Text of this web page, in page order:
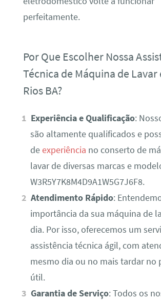
perfeitamente.
Por Que Escolher Nossa
Técnica de Máquina de Lavar
Rios BA?
Experiência e Qualificação:
são altamente qualificados e
deexperiência no conserto de
lavar de diversas marcas e
W3R5Y7K8M4D9A1W5G7J6F8.
Atendimento Rápido:
importância da sua máquina de
dia. Por isso, oferecemos um
assistência técnica ágil, com
mesmo dia ou no mais tardar no
útil.
Garantia de Serviço: Todos os